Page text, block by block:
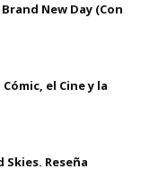
New Day (Con
el Cine y la
Skies. Reseña